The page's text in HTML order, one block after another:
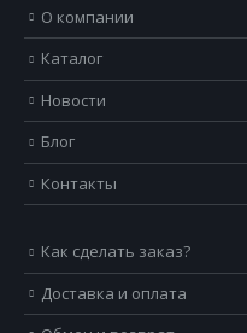
О компании
Каталог
Новости
Блог
Контакты
Как сделать заказ?
Доставка и оплата